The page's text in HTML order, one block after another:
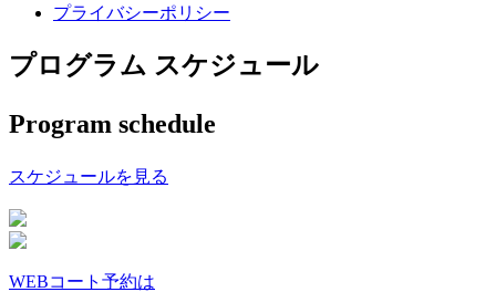
プライバシーポリシー
プログラム スケジュール
Program schedule
スケジュールを見る
WEBコート予約は